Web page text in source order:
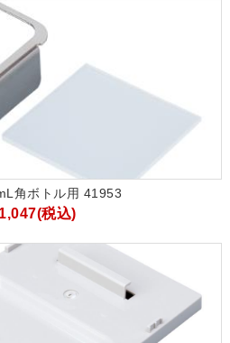
角ボトル用 41953
税込)